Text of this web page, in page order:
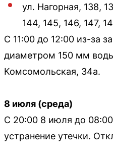
ул. Нагорная, 138,
144, 145, 146, 147,
С 11:00 до 12:00 из-за
диаметром 150 мм
Комсомольская, 34а.
8 июля (среда)
С 20:00 8 июля до
устранение утечки.